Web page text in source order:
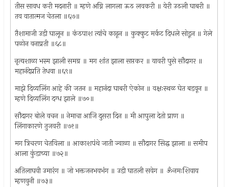
तीस सावध करी मदनारी ॥ म्हणे अग्नि लागला ऊठ लवकरी ॥ येरी उठली घाबरी ॥
तव वातात्मज चेतला ॥६७॥
तैशामाजी उडी घालून ॥ कंठपाश त्यांचे काढून ॥ कुक्कुट मर्कट दिधले सोडून ॥ गेले
पळोन वनाप्रती ॥६८॥
नृत्यशाळा भस्म झाली समग्र ॥ मग शांत झाला सप्तकर ॥ यावरी पुसे सौदागर ॥
महानंदेप्रति तेधवा ॥६९॥
माझे दिव्यलिंग आहे की जतन ॥ महानंदा घाबरी ऐकोन ॥ वक्षःस्थळ घेत बडवून ॥
म्हणे दिव्यलिंग दग्ध झाले ॥७०॥
सौदागर बोले वचन ॥ नेमाचा आजि दुसरा दिन ॥ मी आपुला देतो प्राण ॥
लिंगाकारणे तुजवरी ॥७१॥
मग त्रिचरण चेतविला ॥ आकाशपंथे जाती ज्वाळा ॥ सौदागर सिद्ध झाला ॥ समीप
आला कुंडाच्या ॥७२॥
अतिलाघवी उमारंग ॥ जो भक्तजनभवभंग ॥ उडी घातली सवेग ॥ ॐनमःशिवाय
म्हणवुनी ॥७३॥